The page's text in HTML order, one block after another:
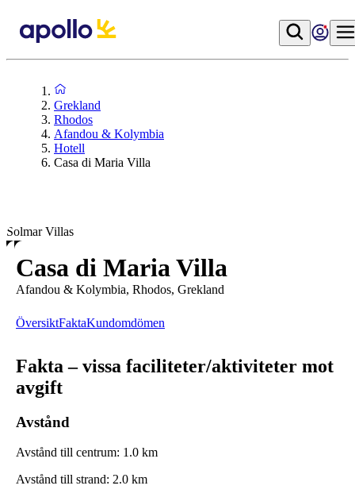
Grekland
Rhodos
Afandou & Kolymbia
Hotell
Casa di Maria Villa
Solmar Villas
Casa di Maria Villa
Afandou & Kolymbia, Rhodos, Grekland
ÖversiktFaktaKundomdömen
Fakta – vissa faciliteter/aktiviteter mot
avgift
Avstånd
Avstånd till centrum: 1.0 km
Avstånd till strand: 2.0 km